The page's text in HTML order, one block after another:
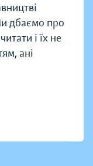
дбаємо про
і їх не
ані